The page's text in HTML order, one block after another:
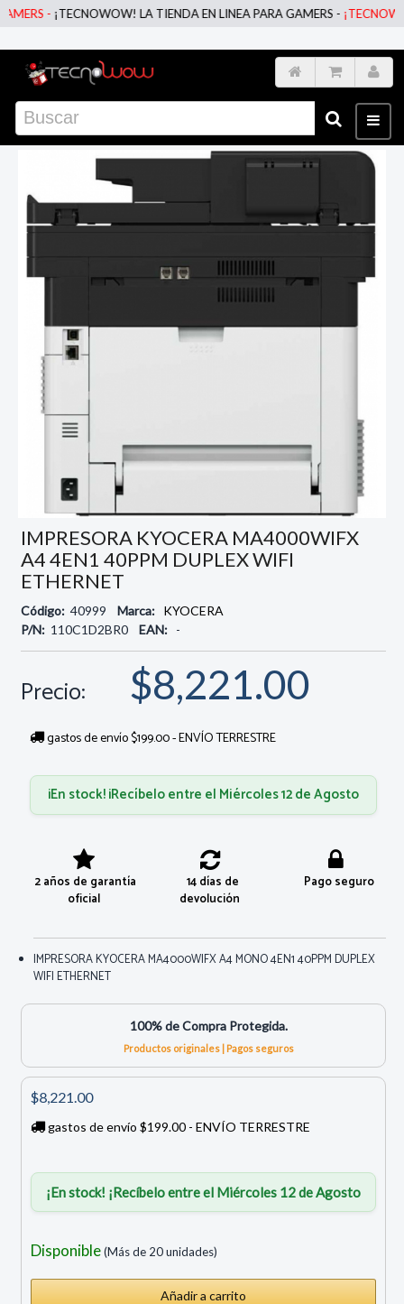
-¡TECNOWOW! LA TIENDA EN LINEA PARA GAMERS -¡TECNOWOW!
IMPRESORA KYOCERA MA4000WIFX
A4 4EN1 40PPM DUPLEX WIFI
ETHERNET
Código: 40999 Marca: KYOCERA
P/N: 110C1D2BR0 EAN: -
Precio: $8,221.00
gastos de envío $199.00 - ENVÍO TERRESTRE
¡En stock! ¡Recíbelo entre el Miércoles 12 de Agosto
2 años de garantía
oficial
14 días de
devolución
Pago seguro
IMPRESORA KYOCERA MA4000WIFX A4 MONO 4EN1 40PPM DUPLEX
WIFI ETHERNET
100% de Compra Protegida.
Productos originales | Pagos seguros
$8,221.00
gastos de envío $199.00 - ENVÍO TERRESTRE
¡En stock! ¡Recíbelo entre el Miércoles 12 de Agosto
Disponible(Más de 20 unidades)